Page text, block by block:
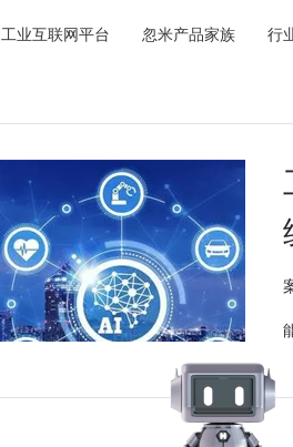
工业互联网平台 忽米产品家族 行